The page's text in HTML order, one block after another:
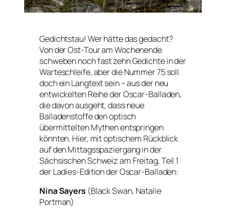
Gedichtstau! Wer hätte das gedacht?
Von der Ost-Tour am Wochenende
schweben noch fast zehn Gedichte in der
Warteschleife, aber die Nummer 75 soll
doch ein Langtext sein – aus der neu
entwickelten Reihe der Oscar-Balladen,
die davon ausgeht, dass neue
Balladenstoffe den optisch
übermittelten Mythen entspringen
könnten. Hier, mit optischem Rückblick
auf den Mittagsspaziergang in der
Sächsischen Schweiz am Freitag, Teil 1
der Ladies-Edition der Oscar-Balladen:
Nina Sayers (Black Swan, Natalie
Portman)